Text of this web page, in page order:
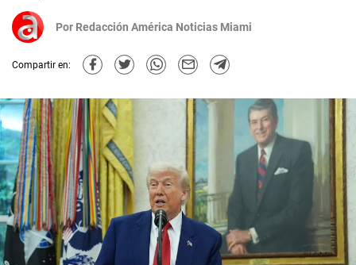
Por Redacción América Noticias Miami
Compartir en: